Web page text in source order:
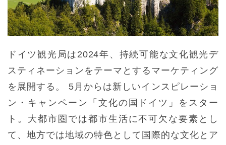
ドイツ観光局は2024年、持続可能な文化観光デ
スティネーションをテーマとするマーケティング
を展開する。 5月からは新しいインスピレーショ
ン・キャンペーン「文化の国ドイツ」をスター
ト。大都市圏では都市生活に不可欠な要素とし
て、地方では地域の特色として国際的な文化とア